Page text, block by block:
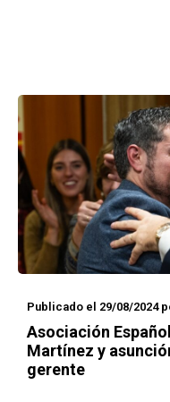
Publicado el 29/08/2024
Asociación
Martínez y
gerente